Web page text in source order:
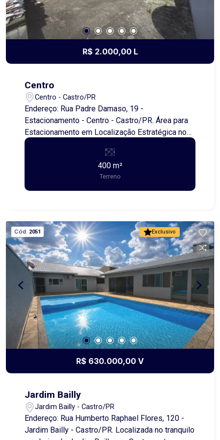
R$ 2.000,00 L
Centro
Centro - Castro/PR
Endereço: Rua Padre Damaso, 19 -
Estacionamento - Centro - Castro/PR. Área para
Estacionamento em Localização Estratégica no
Centro Excelente oportunidade para locação de
área destinada a estacionamento, localizada em
uma das principais ruas do comércio central,
região com grande fluxo de pessoas e veículos.
O imóvel é ideal para funcionamento de
a procura por vagas é constante. Sua localização
privilegiada proporciona fácil acesso e grande
potencial de movimento, especialmente devido à
proximidade com comércios, escritórios, bancos
e serviços. Uma ótima opção para investidores
ou empreendedores que buscam explorar uma
atividade com grande procura em uma área
estratégica da cidade. Entre em contato para
mais informações. Obs.: Além do aluguel e
encargos anunciados, é acrescido o Seguro
contra Incêndio e Vendaval (valor sob consulta) e
o Fundo de Conservação do Imóvel (FCI)
equivalente a 5% do valor do aluguel. Os valores
estimativos e estão sujeitos a alterações.
400 m²
Terreno
Exclusivo
Cód. 2051
R$ 630.000,00 V
Jardim Bailly
Jardim Bailly - Castro/PR
Endereço: Rua Humberto Raphael Flores, 120 -
Jardim Bailly - Castro/PR. Localizada no tranquilo